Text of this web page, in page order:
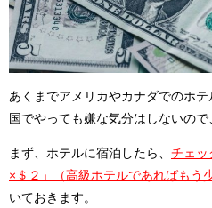
あくまでアメリカやカナダでのホ
国でやっても嫌な気分はしないので
まず、ホテルに宿泊したら、 チェッ
×＄２」（高級ホテルであればもう
いておきます。